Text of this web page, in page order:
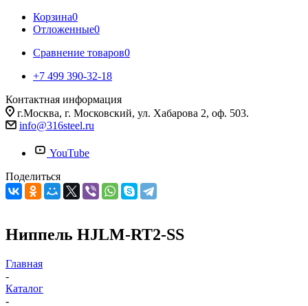
Корзина0
Отложенные0
Сравнение товаров0
+7 499 390-32-18
Контактная информация
г.Москва, г. Московский, ул. Хабарова 2, оф. 503.
info@316steel.ru
YouTube
Поделиться
Ниппель HJLM-RT2-SS
Главная
-
Каталог
-